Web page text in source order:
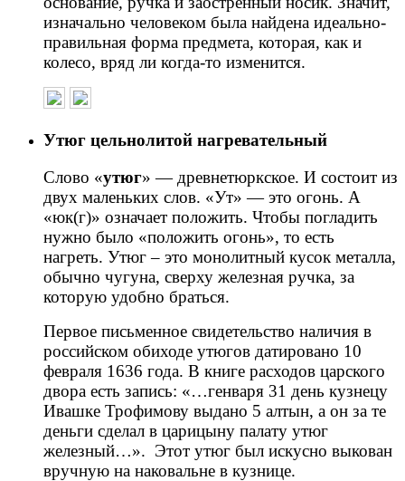
изначально человеком была найдена идеально-
правильная форма предмета, которая, как и
колесо, вряд ли когда-то изменится.
Утюг цельнолитой нагревательный
Слово «утюг» — древнетюркское. И состоит из
двух маленьких слов. «Ут» — это огонь. А
«юк(г)» означает положить. Чтобы погладить
нужно было «положить огонь», то есть
нагреть. Утюг – это монолитный кусок металла,
обычно чугуна, сверху железная ручка, за
которую удобно браться.
Первое письменное свидетельство наличия в
российском обиходе утюгов датировано 10
февраля 1636 года. В книге расходов царского
двора есть запись: «…генваря 31 день кузнецу
Ивашке Трофимову выдано 5 алтын, а он за те
деньги сделал в царицыну палату утюг
железный…». Этот утюг был искусно выкован
вручную на наковальне в кузнице.